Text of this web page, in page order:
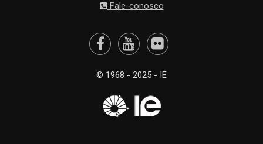
Fale-conosco
© 1968 - 2025 - IE